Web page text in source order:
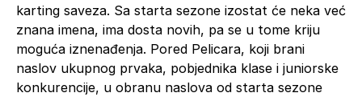
karting saveza. Sa starta sezone izostat će neka već
znana imena, ima dosta novih, pa se u tome kriju
moguća iznenađenja. Pored Pelicara, koji brani
naslov ukupnog prvaka, pobjednika klase i juniorske
konkurencije, u obranu naslova od starta sezone